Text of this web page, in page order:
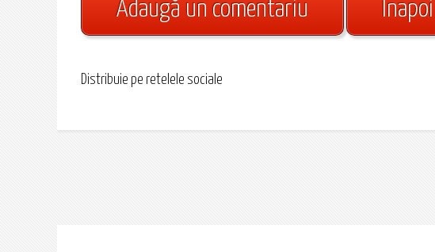
Adaugă un comentariu Înapoi
Distribuie pe retelele sociale